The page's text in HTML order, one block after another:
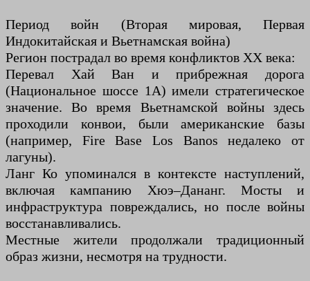
Период войн (Вторая мировая, Первая
Индокитайская и Вьетнамская война)
Регион пострадал во время конфликтов XX века:
Перевал Хай Ван и прибрежная дорога
(Национальное шоссе 1A) имели стратегическое
значение. Во время Вьетнамской войны здесь
проходили конвои, были американские базы
(например, Fire Base Los Banos недалеко от
лагуны).
Ланг Ко упоминался в контексте наступлений,
включая кампанию Хюэ–Дананг. Мосты и
инфраструктура повреждались, но после войны
восстанавливались.
Местные жители продолжали традиционный
образ жизни, несмотря на трудности.